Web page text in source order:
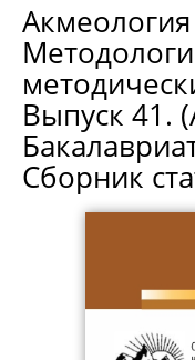
Выпуск 41.
Сборник